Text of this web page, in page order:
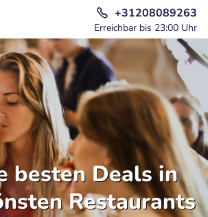
+31208089263
Erreichbar bis 23:00 Uhr
besten Deals in
Restaurants